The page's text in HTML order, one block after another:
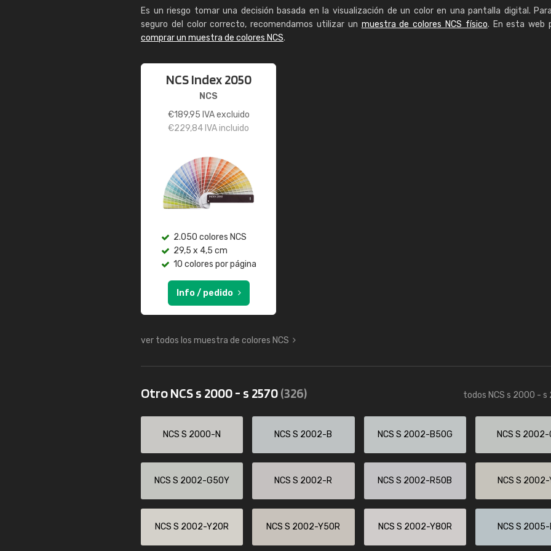
Es un riesgo tomar una decisión basada en la visualización de un color en una pantalla digital.
seguro del color correcto, recomendamos utilizar un muestra de colores NCS físico. En esta web
comprar un muestra de colores NCS.
NCS Index 2050
NCS
€189,95 IVA excluido
€229,84 IVA incluido
2.050 colores NCS
29,5 x 4,5 cm
10 colores por página
Info / pedido
ver todos los muestra de colores NCS
Otro NCS s 2000 - s 2570(326) todos NCS s 2000 - s
NCS S 2000-N NCS S 2002-B NCS S 2002-B50G NCS S 2002-
NCS S 2002-G50Y NCS S 2002-R NCS S 2002-R50B NCS S 2002-
NCS S 2002-Y20R NCS S 2002-Y50R NCS S 2002-Y80R NCS S 2005-